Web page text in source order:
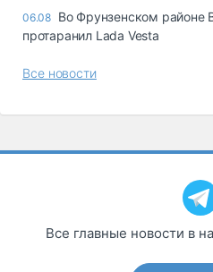
06.08 Во Фрунзенском районе
протаранил Lada Vesta
Все новости
Все главные новости в